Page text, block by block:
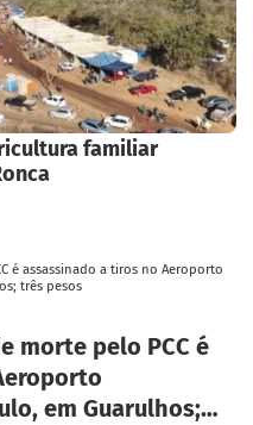
familiar
morte pelo PCC é
em Guarulhos;